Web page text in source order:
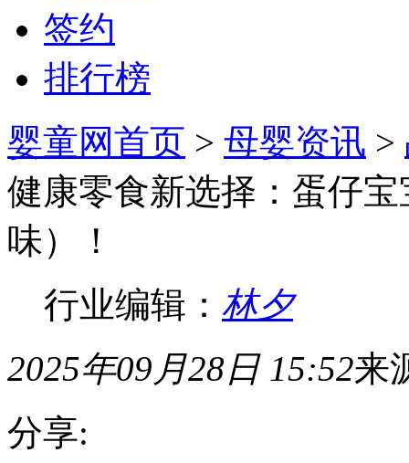
签约
排行榜
婴童网首页 > 母婴资讯 >
健康零食新选择：蛋仔
味）！
行业编辑： 林夕
2025年09月28日 15:52来
分享: